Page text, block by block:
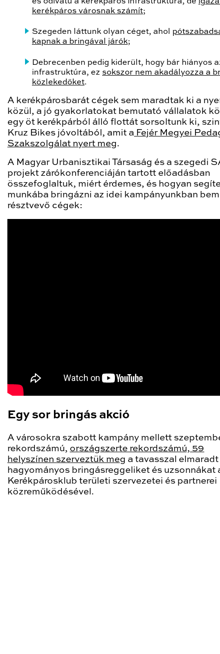
kerékpáros városnak számít;
Szegeden láttunk olyan céget, ahol
kapnak a bringával járók;
Debrecenben pedig kiderült, hogy bár hiányos
infrastruktúra, ez sokszor nem akadályozza a
közlekedőket.
A kerékpárosbarát cégek sem maradtak ki a
közül, a jó gyakorlatokat bemutató vállalatok
egy öt kerékpárból álló flottát sorsoltunk ki,
Kruz Bikes jóvoltából, amit a Fejér Megyei
Szakszolgálat nyert meg.
A Magyar Urbanisztikai Társaság és a szegedi
projekt zárókonferenciáján tartott előadásban
összefoglaltuk, miért érdemes, és hogyan
munkába bringázni az idei kampányunkban
résztvevő cégek:
Egy sor bringás akció
A városokra szabott kampány mellett
rekordszámú, országszerte rekordszámú, 59
helyszínen szerveztük meg a tavasszal elmaradt
hagyományos bringásreggeliket és uzsonnákat
Kerékpárosklub területi szervezetei és partnerei
közreműködésével.